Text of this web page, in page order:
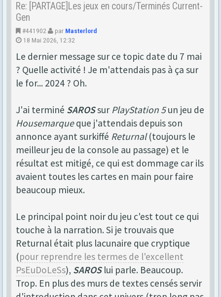
Re: [PARTAGE]Les jeux en cours/Terminés Current-
Gen
#441902 par Masterlord
18 Mai 2026, 12:32
Le dernier message sur ce topic date du 7 mai
? Quelle activité ! Je m'attendais pas à ça sur
le for... 2024 ? Oh.
J'ai terminé SAROSsurPlayStation 5un jeu de
Housemarqueque j'attendais depuis son
annonce ayant surkiffé Returnal(toujours le
meilleur jeu de la console au passage) et le
résultat est mitigé, ce qui est dommage car ils
avaient toutes les cartes en main pour faire
beaucoup mieux.
Le principal point noir du jeu c'est tout ce qui
touche à la narration. Si je trouvais que
Returnal était plus lacunaire que cryptique
(pour reprendre les termes de l'excellent
PsEuDoLeSs), SAROSlui parle. Beaucoup.
Trop. En plus des murs de textes censés servir